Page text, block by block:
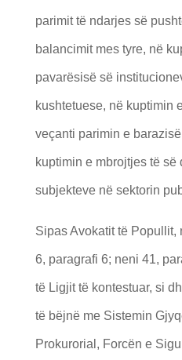
parimit të ndarjes së
balancimit mes tyre, në
pavarësisë së
kushtetuese, në kuptimin
veçanti parimin e
kuptimin e mbrojtjes të së
subjekteve në sektorin
Sipas Avokatit të Popullit,
6, paragrafi 6; neni 41,
të Ligjit të kontestuar, si
të bëjnë me Sistemin
Prokurorial, Forcën e